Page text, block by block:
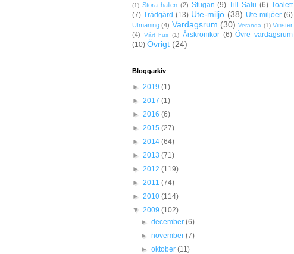
(1) Stora hallen (2) Stugan (9) Till Salu (6) Toalett
(7) Trädgård (13) Ute-miljö (38) Ute-miljöer (6)
Utmaning (4) Vardagsrum (30) Veranda (1) Vinster
(4)
Vårt hus (1) Årskrönikor (6) Övre vardagsrum
(10) Övrigt (24)
Bloggarkiv
► 2019 (1)
► 2017 (1)
► 2016 (6)
► 2015 (27)
► 2014 (64)
► 2013 (71)
► 2012 (119)
► 2011 (74)
► 2010 (114)
▼ 2009 (102)
►december(6)
►november(7)
►oktober(11)